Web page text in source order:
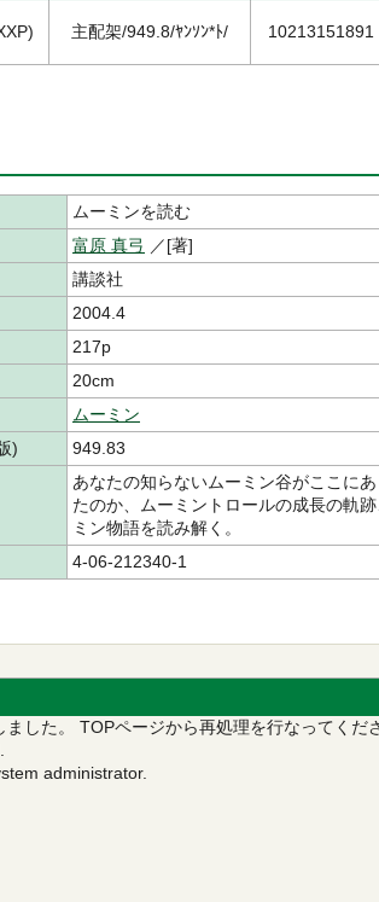
主配架/949.8/ﾔﾝｿﾝ*ﾄ/ 10213151891
ムーミンを読む
富原 真弓 ／[著]
講談社
2004.4
217p
20cm
ムーミン
)
949.83
あなたの知らないムーミン谷がここに
たのか、ムーミントロールの成長の軌
ミン物語を読み解く。
4-06-212340-1
した。 TOPページから再処理を行なってくだ
administrator.